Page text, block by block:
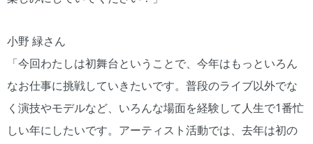
小野 緑さん
「今回わたしは初舞台ということで、今年はもっといろん
なお仕事に挑戦していきたいです。普段のライブ以外でな
く演技やモデルなど、いろんな場面を経験して人生で1番忙
しい年にしたいです。アーティスト活動では、去年は初の